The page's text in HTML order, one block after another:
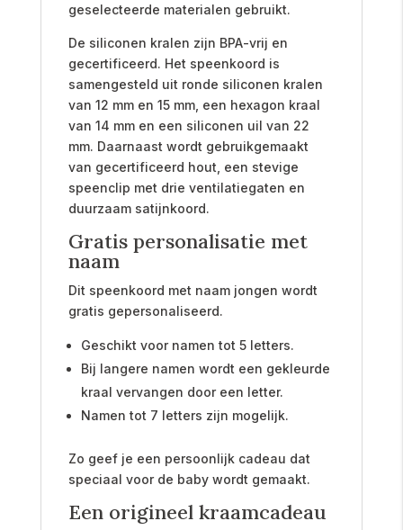
geselecteerde materialen gebruikt.
De siliconen kralen zijn BPA-vrij en
gecertificeerd. Het speenkoord is
samengesteld uit ronde siliconen kralen
van 12 mm en 15 mm, een hexagon kraal
van 14 mm en een siliconen uil van 22
mm. Daarnaast wordt gebruikgemaakt
van gecertificeerd hout, een stevige
speenclip met drie ventilatiegaten en
duurzaam satijnkoord.
Gratis personalisatie met
naam
Dit speenkoord met naam jongen wordt
gratis gepersonaliseerd.
Geschikt voor namen tot 5 letters.
Bij langere namen wordt een gekleurde
kraal vervangen door een letter.
Namen tot 7 letters zijn mogelijk.
Zo geef je een persoonlijk cadeau dat
speciaal voor de baby wordt gemaakt.
Een origineel kraamcadeau